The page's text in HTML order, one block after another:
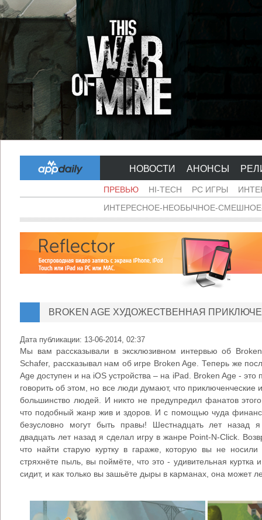
НОВОСТИ АНОНСЫ
ПРЕВЬЮ HI-TECH PC ИГРЫ
ИНТЕРЕСНОЕ-НЕОБЫЧНОЕ-
BROKEN AGE ХУДОЖЕСТВЕННАЯ
Дата публикации: 13-06-2014, 02:37
Мы вам рассказывали в эксклюзивном интервью об
Schafer, рассказывал нам об игре Broken Age. Теперь же
Age доступен и на iOS устройства – на iPad. Broken Age -
говорить об этом, но все люди думают, что
большинство людей. И никто не предупредил фанатов
что подобный жанр жив и здоров. И с помощью чуда
безусловно могут быть правы! Шестнадцать лет назад
двадцать лет назад я сделал игру в жанре Point-N-Click.
что найти старую куртку в гараже, которую вы не носили
стряхнёте пыль, вы поймёте, что это - удивительная
сидит, и как только вы зашьёте дыры в карманах, она может